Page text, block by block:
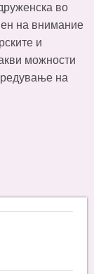
во
на внимание
и
можности
на